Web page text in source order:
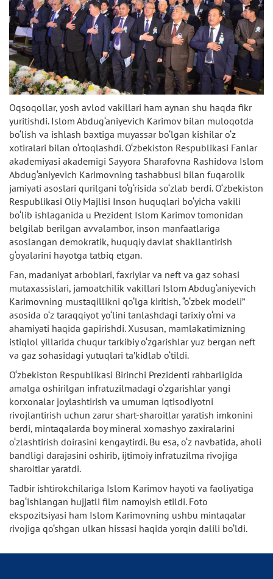
Oqsoqollar, yosh avlod vakillari ham aynan shu haqda fikr
yuritishdi. Islom Abdug‘aniyevich Karimov bilan muloqotda
bo‘lish va ishlash baxtiga muyassar bo‘lgan kishilar o‘z
xotiralari bilan o‘rtoqlashdi. O‘zbekiston Respublikasi Fanlar
akademiyasi akademigi Sayyora Sharafovna Rashidova Islom
Abdug‘aniyevich Karimovning tashabbusi bilan fuqarolik
jamiyati asoslari qurilgani to‘g‘risida so‘zlab berdi. O‘zbekiston
Respublikasi Oliy Majlisi Inson huquqlari bo‘yicha vakili
bo‘lib ishlaganida u Prezident Islom Karimov tomonidan
belgilab berilgan avvalambor, inson manfaatlariga
asoslangan demokratik, huquqiy davlat shakllantirish
g‘oyalarini hayotga tatbiq etgan.
Fan, madaniyat arboblari, faxriylar va neft va gaz sohasi
mutaxassislari, jamoatchilik vakillari Islom Abdug‘aniyevich
Karimovning mustaqillikni qo‘lga kiritish, “o‘zbek modeli”
asosida o‘z taraqqiyot yo‘lini tanlashdagi tarixiy o‘rni va
ahamiyati haqida gapirishdi. Xususan, mamlakatimizning
istiqlol yillarida chuqur tarkibiy o‘zgarishlar yuz bergan neft
va gaz sohasidagi yutuqlari ta’kidlab o‘tildi.
O‘zbekiston Respublikasi Birinchi Prezidenti rahbarligida
amalga oshirilgan infratuzilmadagi o‘zgarishlar yangi
korxonalar joylashtirish va umuman iqtisodiyotni
rivojlantirish uchun zarur shart-sharoitlar yaratish imkonini
berdi, mintaqalarda boy mineral xomashyo zaxiralarini
o‘zlashtirish doirasini kengaytirdi. Bu esa, o‘z navbatida, aholi
bandligi darajasini oshirib, ijtimoiy infratuzilma rivojiga
sharoitlar yaratdi.
Tadbir ishtirokchilariga Islom Karimov hayoti va faoliyatiga
bag‘ishlangan hujjatli film namoyish etildi. Foto
ekspozitsiyasi ham Islom Karimovning ushbu mintaqalar
rivojiga qo‘shgan ulkan hissasi haqida yorqin dalili bo‘ldi.